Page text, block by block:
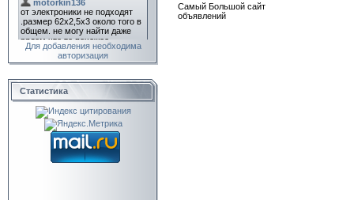
Для добавления необходима
авторизация
Статистика
Самый Большой сайт
объявлений